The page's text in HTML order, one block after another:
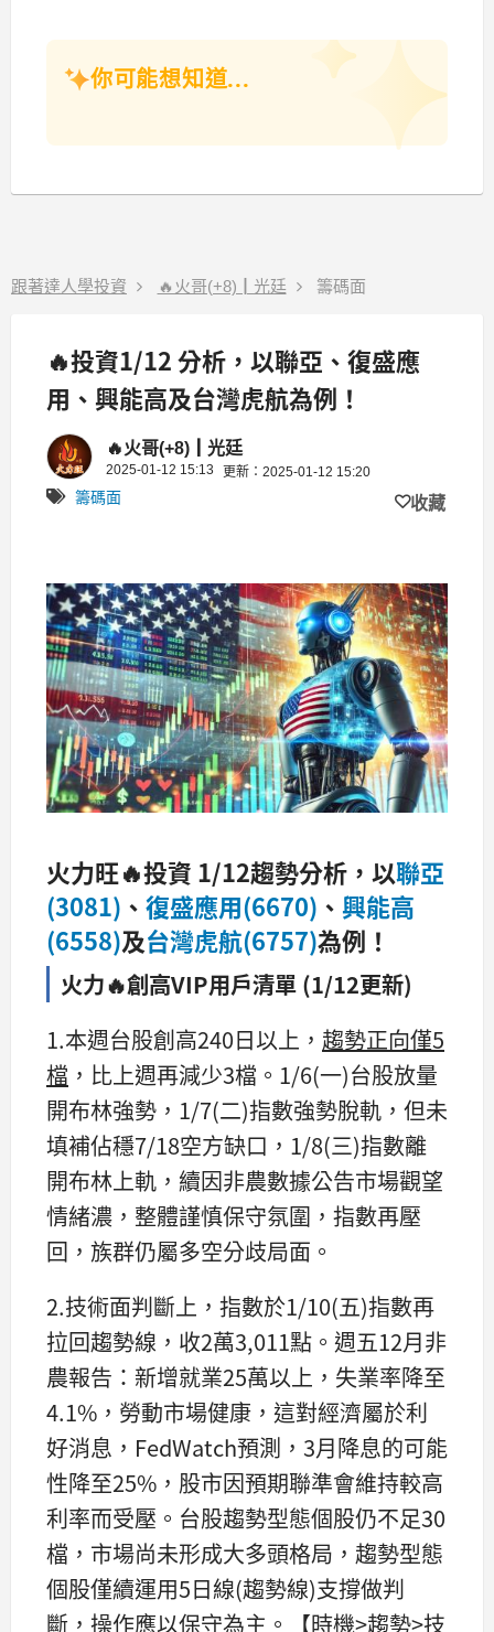
你可能想知道...
跟著達人學投資 🔥火哥(+8)┃光廷 籌碼面
🔥投資1/12 分析，以聯亞、復盛應
用、興能高及台灣虎航為例！
🔥火哥(+8)┃光廷
2025-01-12 15:13 更新：2025-01-12 15:20
籌碼面 收藏
火力旺🔥投資 1/12趨勢分析，以聯亞
(3081) 、 復盛應用(6670) 、 興能高
(6558)及台灣虎航(6757)為例！
火力🔥創高VIP用戶清單 (1/12更新)
1.本週台股創高240日以上， 趨勢正向僅5
檔 ，比上週再減少3檔。1/6(一)台股放量
開布林強勢，1/7(二)指數強勢脫軌，但未
填補佔穩7/18空方缺口，1/8(三)指數離
開布林上軌，續因非農數據公告市場觀望
情緒濃，整體謹慎保守氛圍，指數再壓
回，族群仍屬多空分歧局面。
2.技術面判斷上，指數於1/10(五)指數再
拉回趨勢線，收2萬3,011點。週五12月非
農報告：新增就業25萬以上，失業率降至
4.1%，勞動市場健康，這對經濟屬於利
好消息，FedWatch預測，3月降息的可能
性降至25%，股市因預期聯準會維持較高
利率而受壓。台股趨勢型態個股仍不足30
檔，市場尚未形成大多頭格局，趨勢型態
個股僅續運用5日線(趨勢線)支撐做判
斷，操作應以保守為主。【時機>趨勢>技